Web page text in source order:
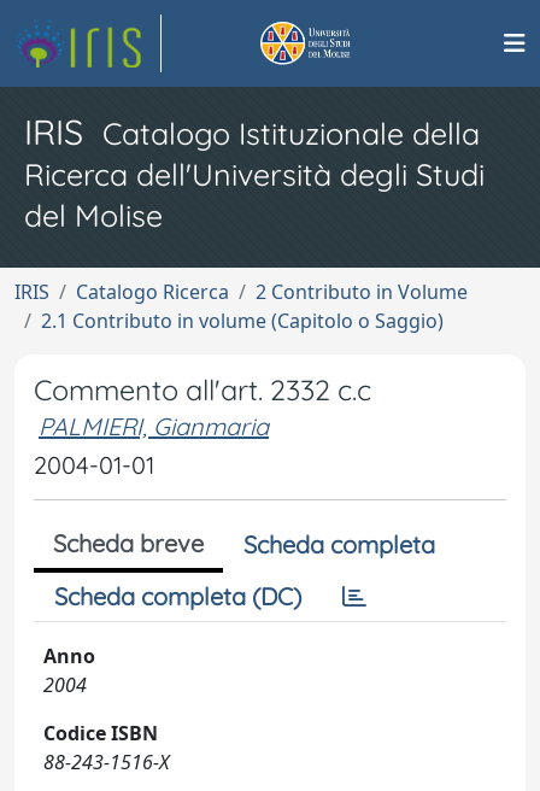
IRIS Catalogo Istituzionale della
Ricerca dell'Università degli Studi
del Molise
IRIS Catalogo Ricerca
2 Contributo in Volume
2.1 Contributo in volume (Capitolo o Saggio)
Commento all'art. 2332 c.c
PALMIERI, Gianmaria
2004-01-01
Scheda breve
Scheda completa
Scheda completa (DC)
Anno
2004
Codice ISBN
88-243-1516-X